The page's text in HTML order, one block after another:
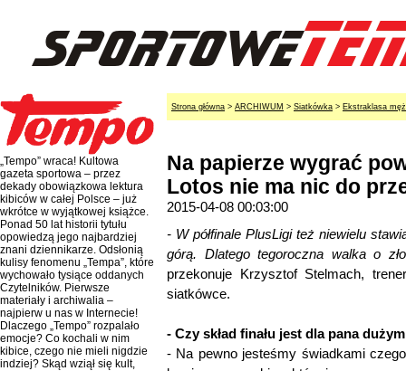
„Tempo” wraca! Kultowa
gazeta sportowa – przez
dekady obowiązkowa lektura
kibiców w całej Polsce – już
wkrótce w wyjątkowej książce.
Ponad 50 lat historii tytułu
opowiedzą jego najbardziej
znani dziennikarze. Odsłonią
kulisy fenomenu „Tempa”, które
wychowało tysiące oddanych
Czytelników. Pierwsze
materiały i archiwalia –
najpierw u nas w Internecie!
Dlaczego „Tempo” rozpalało
emocje? Co kochali w nim
kibice, czego nie mieli nigdzie
indziej? Skąd wziął się kult,
Strona główna > ARCHIWUM > Siatkówka > Ekstraklasa
Na papierze wygrać
Lotos nie ma nic do
2015-04-08 00:03:00
- W półfinale PlusLigi też niewielu
górą. Dlatego tegoroczna walka o
przekonuje Krzysztof Stelmach,
siatkówce.
- Czy skład finału jest dla pana
- Na pewno jesteśmy świadkami